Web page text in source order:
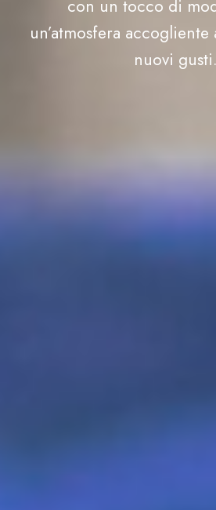
con un tocco di
un’atmosfera
nuovi gusti.